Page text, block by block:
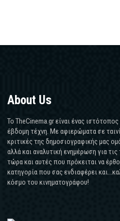
About Us
Το TheCinema.gr είναι ένας
έβδομη τέχνη. Με αφιερώματα σε
κριτικές της δημοσιογραφικής μας
αλλά και αναλυτική ενημέρωση για
τώρα και αυτές που πρόκειται να
κατηγορία που σας ενδιαφέρει
κόσμο του κινηματογράφου!